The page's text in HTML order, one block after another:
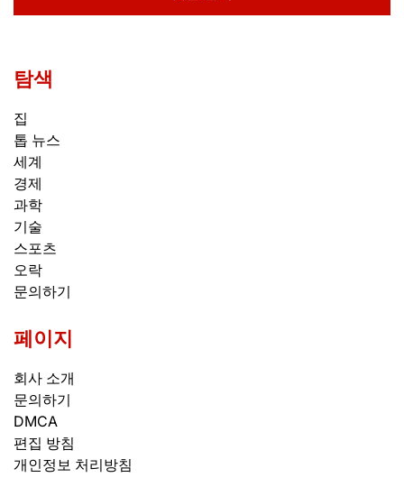
탐색
집
톱 뉴스
세계
경제
과학
기술
스포츠
오락
문의하기
페이지
회사 소개
문의하기
DMCA
편집 방침
개인정보 처리방침